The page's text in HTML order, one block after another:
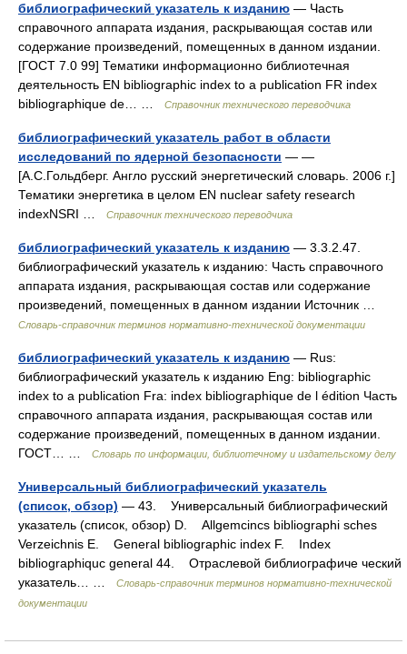
библиографический указатель к изданию — Часть
справочного аппарата издания, раскрывающая состав или
содержание произведений, помещенных в данном издании.
[ГОСТ 7.0 99] Тематики информационно библиотечная
деятельность EN bibliographic index to a publication FR index
bibliographique de… …
Справочник технического переводчика
библиографический указатель работ в области
исследований по ядерной безопасности — —
[А.С.Гольдберг. Англо русский энергетический словарь. 2006 г.]
Тематики энергетика в целом EN nuclear safety research
indexNSRI …
Справочник технического переводчика
библиографический указатель к изданию — 3.3.2.47.
библиографический указатель к изданию: Часть справочного
аппарата издания, раскрывающая состав или содержание
произведений, помещенных в данном издании Источник …
Словарь-справочник терминов нормативно-технической документации
библиографический указатель к изданию — Rus:
библиографический указатель к изданию Eng: bibliographic
index to a publication Fra: index bibliographique de l édition Часть
справочного аппарата издания, раскрывающая состав или
содержание произведений, помещенных в данном издании.
ГОСТ… …
Словарь по информации, библиотечному и издательскому делу
Универсальный библиографический указатель
(список, обзор) — 43. Универсальный библиографический
указатель (список, обзор) D. Allgemcincs bibliographi sches
Verzeichnis E. General bibliographic index F. Index
bibliographiquc general 44. Отраслевой библиографиче ческий
указатель… …
Словарь-справочник терминов нормативно-технической
документации